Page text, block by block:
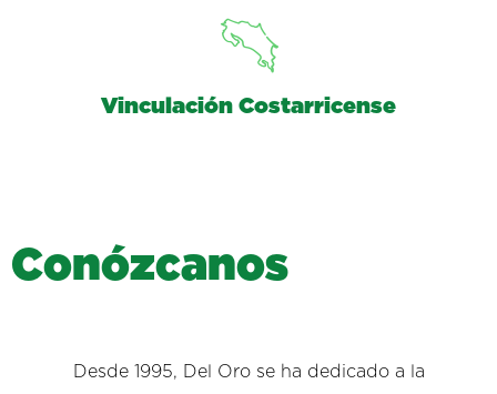
Vinculación Costarricense
Conózcanos
Desde 1995, Del Oro se ha dedicado a la